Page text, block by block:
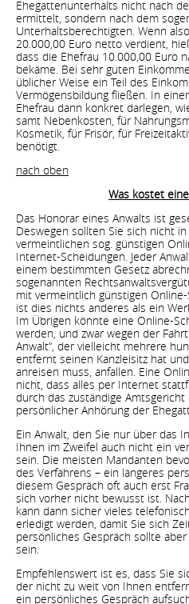
Ehegattenunterhalts nicht nach
ermittelt, sondern nach dem
Unterhaltsberechtigten. Wenn
20.000,00 Euro netto verdient,
dass die Ehefrau 10.000,00 Euro
bekäme. Bei sehr guten
üblicher Weise ein Teil des
Vermögensbildung fließen. In
Ehefrau dann konkret darlegen,
samt Nebenkosten, für
Kosmetik, für Frisör, für
benötigt.
nach oben
Was kostet
Das Honorar eines Anwalts ist
Deswegen sollten Sie sich nicht
vermeintlichen sog. günstigen
Internet-Scheidungen. Jeder
einem bestimmten Gesetz
sogenannten
mit vermeintlich günstigen
ist dies nichts anderes als ein
Im Übrigen könnte eine Online-
werden, und zwar wegen der
Anwalt“, der vielleicht mehrere
entfernt seinen Kanzleisitz hat
anreisen muss, anfallen. Eine
nicht, dass alles per Internet
durch das zuständige
persönlicher Anhörung der
Ein Anwalt, den Sie nur über das
Ihnen im Zweifel auch nicht ein
sein. Die meisten Mandanten
des Verfahrens – ein längeres
diesem Gespräch oft auch erst
sich vorher nicht bewusst ist.
kann dann sicher vieles
erledigt werden, damit Sie sich
persönliches Gespräch sollte
sein.
Empfehlenswert ist es, dass Sie
der nicht zu weit von Ihnen
ein persönliches Gespräch